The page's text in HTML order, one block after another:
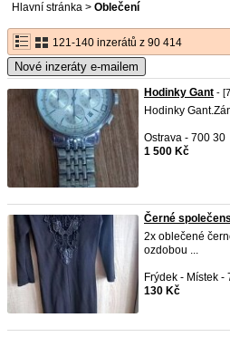
Hlavní stránka > Oblečení
121-140 inzerátů z 90 414
Nové inzeráty e-mailem
Hodinky Gant -
Hodinky
Ostrava - 700 30
1 500 Kč
Černé
2x oblečené
ozdobou ...
Frýdek - Místek -
130 Kč